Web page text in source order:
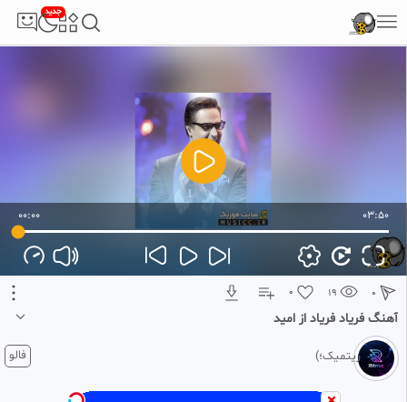
جدید
00:00 03:50
0 19 0
آهنگ فریاد فریاد از امید
اگر به موزیک‌های احساسی علاقه دارید، «آهنگ فریاد فریاد از امید» از امید
انتخابی عالی برای شماست.
ریتمیک؛) فالو